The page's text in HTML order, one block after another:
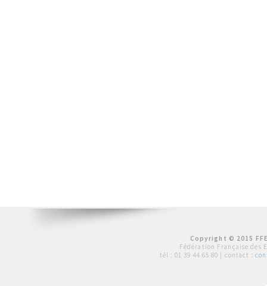
Copyright © 2015
Fédération Française des
tél : 01 39 44 65 80 | contact :